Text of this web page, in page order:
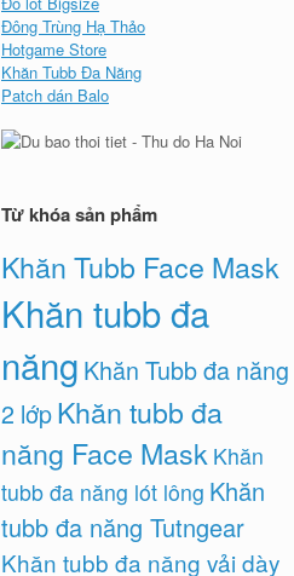
Đông Trùng Hạ Thảo
Hotgame Store
Khăn Tubb Đa Năng
Patch dán Balo
Từ khóa sản phẩm
Khăn Tubb Face Mask
Khăn tubb đa
năng Khăn Tubb đa năng
2 lớpKhăn tubb đa
năng Face Mask Khăn
tubb đa năng lót lông Khăn
tubb đa năng Tutngear
Khăn tubb đa năng vải dày